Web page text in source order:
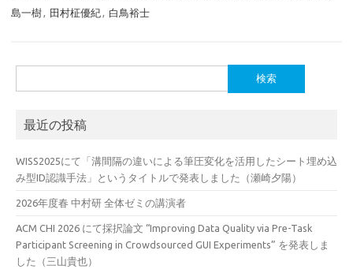
島一樹, 田村柾優紀, 白鳥裕士
索:
最近の投稿
WISS2025にて「溝間隔の違いによる筆圧変化を活用したシート埋め込
み型ID認識手法」というタイトルで発表しました（瀬崎夕陽）
2026年度春 中村研 全体ゼミの講演者
ACM CHI 2026 にて採択論文 “Improving Data Quality via Pre-Task
Participant Screening in Crowdsourced GUI Experiments” を発表しま
した（三山貴也）